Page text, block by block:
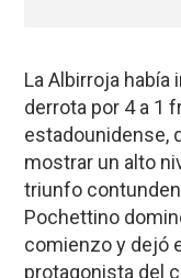
La Albirroja
derrota por 4 a 1
estadounidense,
mostrar un alto
triunfo
Pochettino
comienzo y dejó
protagonista del